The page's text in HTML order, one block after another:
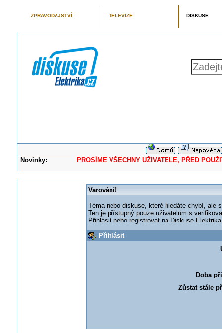
ZPRAVODAJSTVÍ TELEVIZE DISKUSE
Novinky: PROSÍME VŠECHNY UŽIVATELE, PŘED
Varování!
Téma nebo diskuse, které hledáte chybí, ale
Ten je přístupný pouze uživatelům s
Přihlásit nebo registrovat na Diskuse
Přihlásit
Doba
Zůstat stále